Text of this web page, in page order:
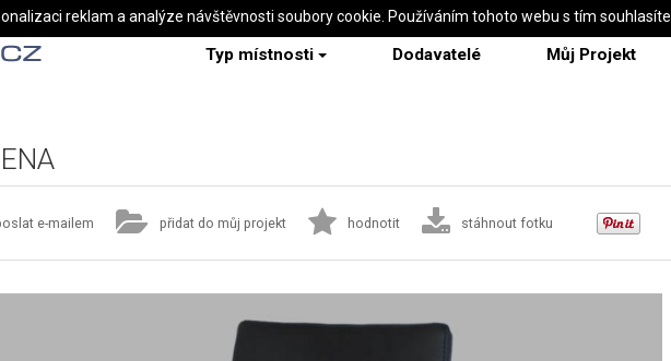
Typ místnosti Dodavatelé Můj Projekt
e-mailem přidat do můj projekt hodnotit stáhnout fotku
reklam a analýze návštěvnosti soubory cookie. Používáním tohoto webu s tím souhlasíte.